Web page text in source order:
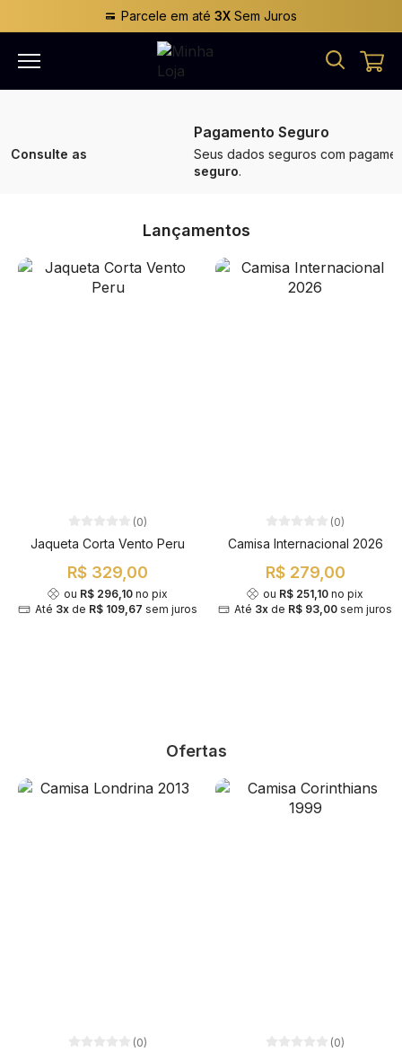
Parcele em até 3XSem Juros
Pagamento Seguro
Seus dados seguros com pagamento100%
Lançamentos
(0)
Jaqueta Corta Vento Peru
R$ 329,00
ou R$ 296,10 no pix
Até 3xde R$ 109,67 sem juros
(0)
Camisa Internacional 2026
R$ 279,00
ou R$ 251,10 no pix
Até 3x de R$ 93,00 sem juros
Ofertas
(0) (0)